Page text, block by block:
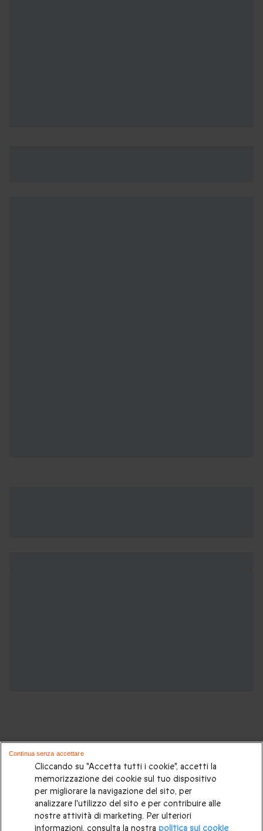
Se ti piace questo tour, potrebbe
interessarti anche:
Idee regalo originali|Regalo festa del papà|
Cliccando su "Accetta tutti i cookie", accetti la
memorizzazione dei cookie sul tuo dispositivo
per migliorare la navigazione del sito, per
analizzare l'utilizzo del sito e per contribuire alle
nostre attività di marketing. Per ulteriori
informazioni, consulta la nostra politica sui cookie
Continua senza accettare